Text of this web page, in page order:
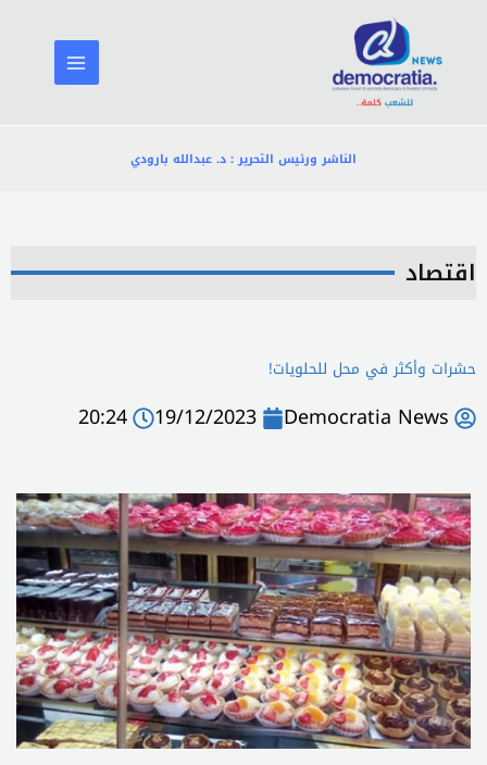
المحتوى
الناشر ورئيس التحرير : د. عبدالله بارودي
اقتصاد
حشرات وأكثر في محل للحلويات!
Democratia News
19/12/2023
20:24